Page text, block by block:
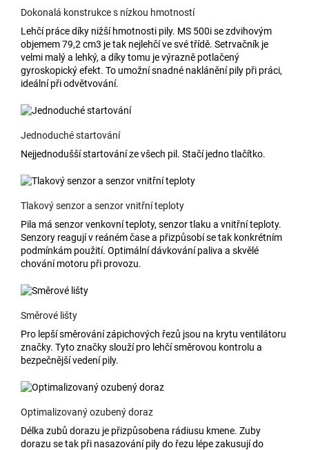
Dokonalá konstrukce s nízkou hmotností
Lehčí práce díky nižší hmotnosti pily. MS 500i se zdvihovým
objemem 79,2 cm3 je tak nejlehčí ve své třídě. Setrvačník je
velmi malý a lehký, a díky tomu je výrazně potlačený
gyroskopický efekt. To umožní snadné naklánění pily při práci,
ideální při odvětvování.
Jednoduché startování
Nejjednodušší startování ze všech pil. Stačí jedno tlačítko.
Tlakový senzor a senzor vnitřní teploty
Pila má senzor venkovní teploty, senzor tlaku a vnitřní teploty.
Senzory reagují v reáném čase a přizpůsobí se tak konkrétním
podmínkám použití. Optimální dávkování paliva a skvělé
chování motoru při provozu.
Směrové lišty
Pro lepší směrování zápichových řezů jsou na krytu ventilátoru
značky. Tyto značky slouží pro lehčí směrovou kontrolu a
bezpečnější vedení pily.
Optimalizovaný ozubený doraz
Délka zubů dorazu je přizpůsobena rádiusu kmene. Zuby
dorazu se tak při nasazování pily do řezu lépe zakusují do